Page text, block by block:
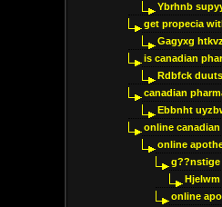
Ybrhnb
get propecia
Gagyxg
is canadian
Rdbfck
canadian
Ebbnht
online
online
g??nstige
online